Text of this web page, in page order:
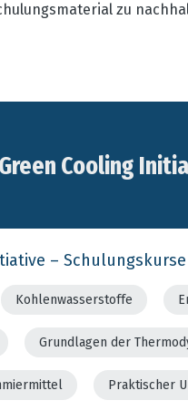
zu
Cooling
–
Kohlenwasserstoffe
Grundlagen der
Praktischer